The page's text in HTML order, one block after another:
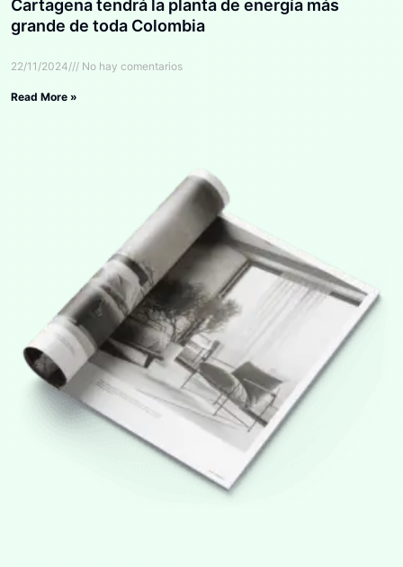
Cartagena tendrá la planta de energía más
grande de toda Colombia
22/11/2024 No hay comentarios
Read More »